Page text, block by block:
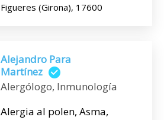
Figueres (Girona), 17600
Alejandro Para
Martínez
Alergólogo, Inmunología
Alergia al polen, Asma,